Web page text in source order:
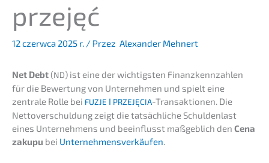
przejęć
12 czerw­ca 2025 r. / Przez Alexander Mehnert
Net Debt (ND) ist eine der wichtigs­ten Finanz­kenn­zah­len
für die Bewer­tung von Unter­neh­men und spielt eine
zentra­le Rolle bei FUZJE I PRZEJĘCIA-Trans­ak­tio­nen. Die
Netto­ver­schul­dung zeigt die tatsäch­li­che Schul­den­last
eines Unter­neh­mens und beein­flusst maßgeb­lich den Cena
zakupu bei Unter­neh­mens­ver­käu­fen.